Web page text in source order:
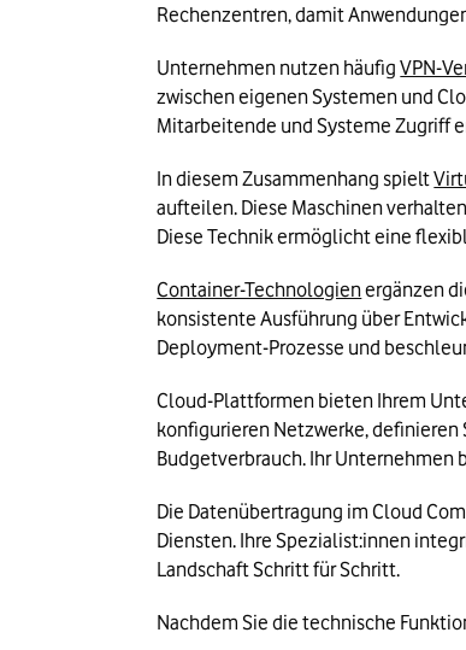
Rechenzentren, damit
Unternehmen nutzen häufig VPN-
zwischen eigenen Systemen und
Mitarbeitende und Systeme Zugriff
In diesem Zusammenhang spielt
aufteilen. Diese Maschinen
Diese Technik ermöglicht eine
Container-Technologien ergänzen
konsistente Ausführung über
Deployment-Prozesse und
Cloud-Plattformen bieten Ihrem
konfigurieren Netzwerke, definieren
Budgetverbrauch. Ihr
Die Datenübertragung im Cloud
Diensten. Ihre Spezialist:innen
Landschaft Schritt für Schritt.
Nachdem Sie die technische